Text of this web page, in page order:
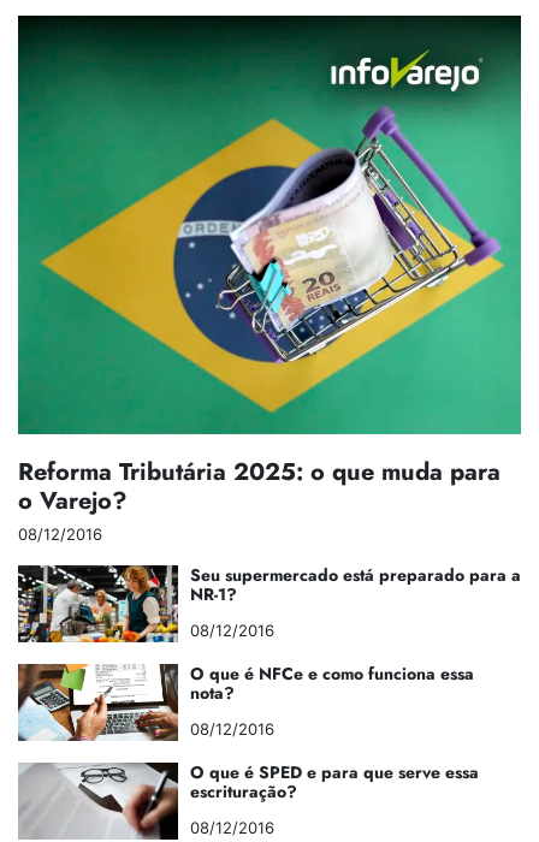
Reforma Tributária 2025: o que muda para
o Varejo?
08/12/2016
Seu supermercado está preparado para a
NR-1?
08/12/2016
O que é NFCe e como funciona essa
nota?
08/12/2016
O que é SPED e para que serve essa
escrituração?
08/12/2016